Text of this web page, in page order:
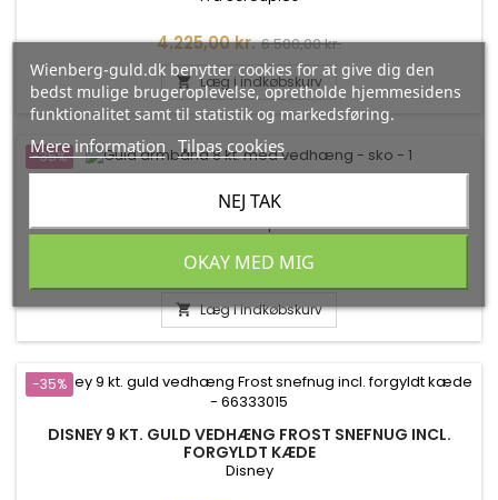
Pris
4.225,00 kr.Normalpris
6.500,00 kr.
 Læg i indkøbskurv
-35%
Fra Scrouples
2.925,00 kr.Normalpris
4.500,00 kr.
 Læg i indkøbskurv
-35%
DISNEY 9 KT. GULD VEDHÆNG FROST SNEFNUG INCL.
FORGYLDT KÆDE
Disney
Wienberg-guld.dk benytter cookies for at give dig den
bedst mulige brugeroplevelse, opretholde hjemmesidens
funktionalitet samt til statistik og markedsføring.
Mere information Tilpas cookies
NEJ TAK
OKAY MED MIG